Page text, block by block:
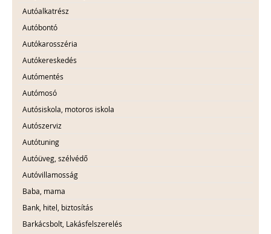
Autóalkatrész
Autóbontó
Autókarosszéria
Autókereskedés
Autómentés
Autómosó
Autósiskola, motoros iskola
Autószerviz
Autótuning
Autóüveg, szélvédő
Autóvillamosság
Baba, mama
Bank, hitel, biztosítás
Barkácsbolt, Lakásfelszerelés